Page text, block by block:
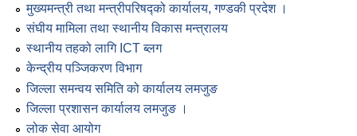
मुख्यमन्त्री तथा मन्त्रीपरिषद्को कार्यालय, गण्डकी प्रदेश ।
संघीय मामिला तथा स्थानीय विकास मन्त्रालय
स्थानीय तहको लागि ICT ब्लग
केन्द्रीय पञ्जिकरण विभाग
जिल्ला समन्वय समिति को कार्यालय लमजुङ
जिल्ला प्रशासन कार्यालय लमजुङ ।
लोक सेवा आयोग